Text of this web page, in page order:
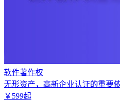
软件著作权
无形资产，高新企业认证的重要
￥ 599起